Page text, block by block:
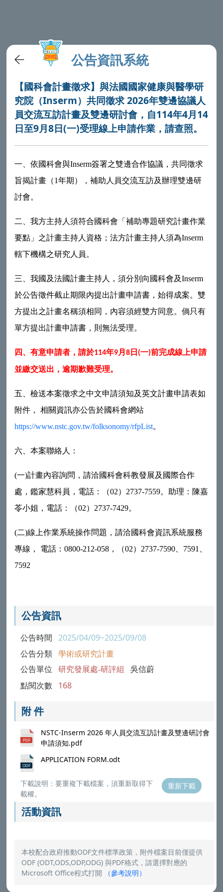
公告資訊系統
【國科會計畫徵求】與法國國家健康與醫學研
究院（Inserm）共同徵求 2026年雙邊協議人
員交流互訪計畫及雙邊研討會，自114年4月14
日至9月8日(一)受理線上申請作業，請查照。
一、依國科會與Inserm簽署之雙邊合作協議，共同徵求
旨揭計畫（1年期），補助人員交流互訪及辦理雙邊研
討會。
二、我方主持人須符合國科會「補助專題研究計畫作業
要點」之計畫主持人資格；法方計畫主持人須為Inserm
轄下機構之研究人員。
三、我國及法國計畫主持人，須分別向國科會及Inserm
於公告徵件截止期限內提出計畫申請書，始得成案。雙
方提出之計畫名稱須相同，內容須經雙方同意。倘只有
單方提出計畫申請書，則無法受理。
四、有意申請者，請於114年9月8 日 (一)前完成線上申請
並繳交送出，逾期歉難受理。
五、檢送本案徵求之中文申請須知及英文計畫申請表如
附件， 相關資訊亦公告於國科會網站
https://www.nstc.gov.tw/folksonomy/rfpList。
六、本案聯絡人：
(一)計畫內容詢問，請洽國科會科教發展及國際合作
處，鑑家慧科員，電話：（02）2737-7559。助理：陳嘉
苓小姐，電話：（02）2737-7429。
(二)線上作業系統操作問題，請洽國科會資訊系統服務
專線， 電話：0800-212-058，（02）2737-7590、7591、
7592
公告資訊
公告時間 2025/04/09~2025/09/08
公告分類 學術或研究計畫
公告單位 研究發展處-研評組 吳信蔚
點閱次數 168
附 件
NSTC-Inserm 2026 年人員交流互訪計畫及雙邊研討會
申請須知.pdf
APPLICATION FORM.odt
下載說明：要重複下載檔案，須重新取得下
載權。
重新下載
活動資訊
本校配合政府推動ODF文件標準政策，附件檔案目前僅提供
ODF (ODT,ODS,ODP,ODG) 與PDF格式，請選擇對應的
Microsoft Office程式打開
（參考說明）